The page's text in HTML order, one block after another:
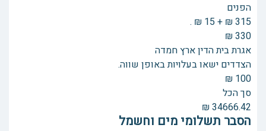
הפנים
315 ₪ + 15 ₪ .
330 ₪
אגרת בית הדין ארץ חמדה
הצדדים ישאו בעלויות באופן שווה.
100 ₪
סך הכל
34666.42 ₪
הסבר תשלומי מים וחשמל